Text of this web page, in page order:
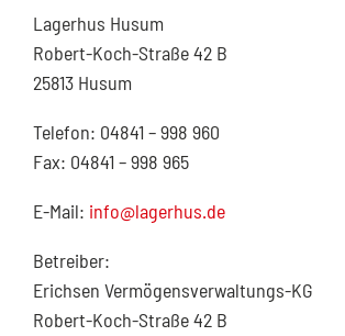
Lagerhus Husum
Robert-Koch-Straße 42 B
25813 Husum
Telefon: 04841 – 998 960
Fax: 04841 – 998 965
E-Mail: info@lagerhus.de
Betreiber:
Erichsen Vermögensverwaltungs-KG
Robert-Koch-Straße 42 B